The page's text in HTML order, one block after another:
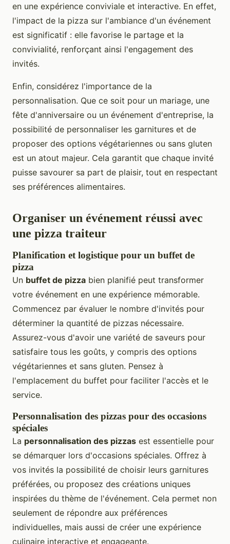
en une expérience conviviale et interactive. En effet,
l'impact de la pizza sur l'ambiance d'un événement
est significatif : elle favorise le partage et la
convivialité, renforçant ainsi l'engagement des
invités.
Enfin, considérez l'importance de la
personnalisation. Que ce soit pour un mariage, une
fête d'anniversaire ou un événement d'entreprise, la
possibilité de personnaliser les garnitures et de
proposer des options végétariennes ou sans gluten
est un atout majeur. Cela garantit que chaque invité
puisse savourer sa part de plaisir, tout en respectant
ses préférences alimentaires.
Organiser un événement réussi avec
une pizza traiteur
Planification et logistique pour un buffet de
pizza
Un buffet de pizza bien planifié peut transformer
votre événement en une expérience mémorable.
Commencez par évaluer le nombre d'invités pour
déterminer la quantité de pizzas nécessaire.
Assurez-vous d'avoir une variété de saveurs pour
satisfaire tous les goûts, y compris des options
végétariennes et sans gluten. Pensez à
l'emplacement du buffet pour faciliter l'accès et le
service.
Personnalisation des pizzas pour des occasions
spéciales
La personnalisation des pizzas est essentielle pour
se démarquer lors d'occasions spéciales. Offrez à
vos invités la possibilité de choisir leurs garnitures
préférées, ou proposez des créations uniques
inspirées du thème de l'événement. Cela permet non
seulement de répondre aux préférences
individuelles, mais aussi de créer une expérience
culinaire interactive et engageante.